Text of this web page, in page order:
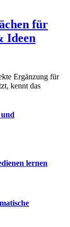
für
Ideen
Ergänzung für
kennt das
lernen